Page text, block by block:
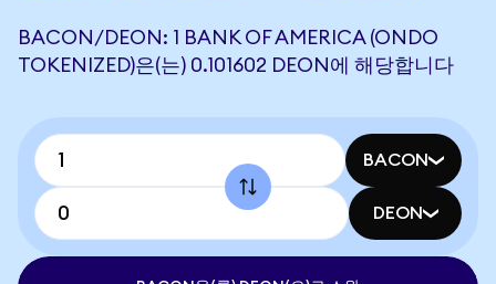
BACON/DEON: 1 BANK OF AMERICA (ONDO
TOKENIZED)은(는) 0.101602 DEON에 해당합니다
BACON
DEON